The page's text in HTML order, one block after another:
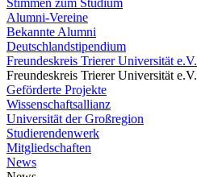
Stimmen zum Studium
Alumni-Vereine
Bekannte Alumni
Deutschlandstipendium
Freundeskreis Trierer Universität e.V.
Freundeskreis Trierer Universität e.V.
Geförderte Projekte
Wissenschaftsallianz
Universität der Großregion
Studierendenwerk
Mitgliedschaften
News